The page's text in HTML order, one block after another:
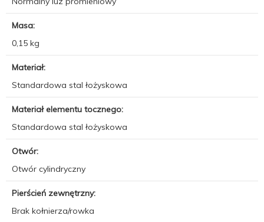
Masa:
0,15 kg
Materiał:
Standardowa stal łożyskowa
Materiał elementu tocznego:
Standardowa stal łożyskowa
Otwór:
Otwór cylindryczny
Pierścień zewnętrzny:
Brak kołnierza/rowka